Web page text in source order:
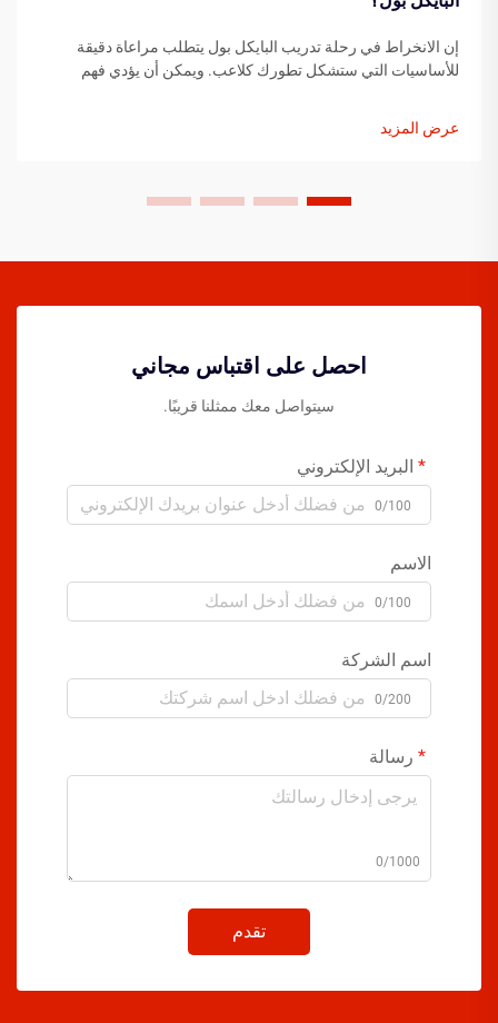
إن الانخراط في رحلة تدريب البايكل بول يتطلب مراعاة دقيقة
للأساسيات التي ستشكل تطورك كلاعب. ويمكن أن يؤدي فهم
عرض المزيد
احصل على اقتباس مجاني
سيتواصل معك ممثلنا قريبًا.
البريد الإلكتروني
0/100
الاسم
0/100
اسم الشركة
0/200
رسالة
0/1000
تقدم